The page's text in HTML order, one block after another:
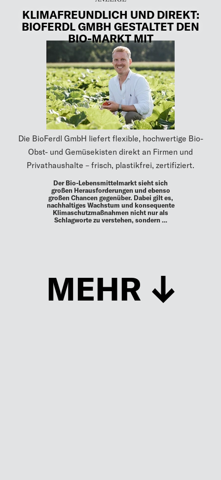
KLIMAFREUNDLICH UND DIREKT:
BIOFERDL GMBH GESTALTET DEN
BIO-MARKT MIT
Die BioFerdl GmbH liefert flexible, hochwertige Bio-
Obst- und Gemüsekisten direkt an Firmen und
Privathaushalte – frisch, plastikfrei, zertifiziert.
Der Bio-Lebensmittelmarkt sieht sich
großen Herausforderungen und ebenso
großen Chancen gegenüber. Dabei gilt es,
nachhaltiges Wachstum und konsequente
Klimaschutzmaßnahmen nicht nur als
Schlagworte zu verstehen, sondern …
MEHR